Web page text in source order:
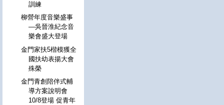
訓練
柳營年度音樂盛事
—吳晉淮紀念音
樂會盛大登場
金門家扶5楷模獲全
國扶幼表揚大會
殊榮
金門青創陪伴式輔
導方案說明會
10/8登場 促青年